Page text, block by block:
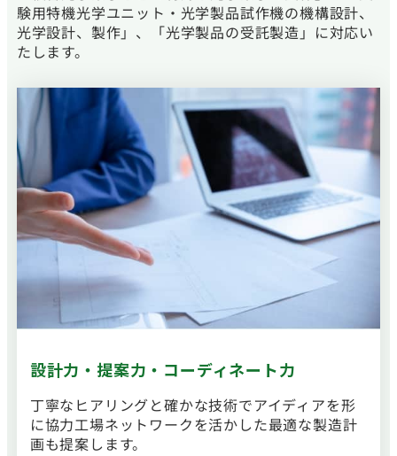
験用特機光学ユニット・光学製品試作機の機構設計、
光学設計、製作」、「光学製品の受託製造」に対応い
たします。
設計力・提案力 ・コーディネート力
丁寧なヒアリングと確かな技術でアイディアを形
に協力工場ネットワークを活かした最適な製造計
画も提案します。